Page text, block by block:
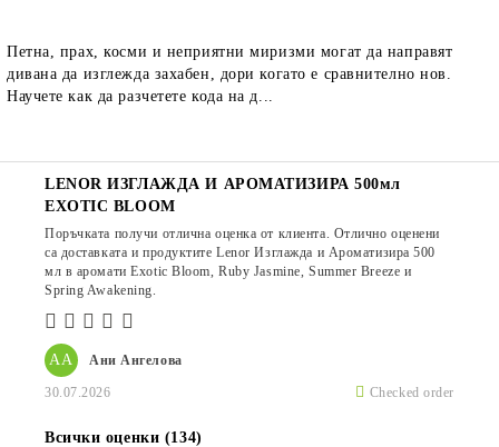
Петна, прах, косми и неприятни миризми могат да направят
дивана да изглежда захабен, дори когато е сравнително нов.
Научете как да разчетете кода на д...
АА Ани Ангелова
30.07.2026 Checked order
LENOR ИЗГЛАЖДА И АРОМАТИЗИРА 500мл
EXOTIC BLOOM
Поръчката получи отлична оценка от клиента. Отлично оценени
са доставката и продуктите Lenor Изглажда и Ароматизира 500
мл в аромати Exotic Bloom, Ruby Jasmine, Summer Breeze и
Spring Awakening.
Всички оценки (134)